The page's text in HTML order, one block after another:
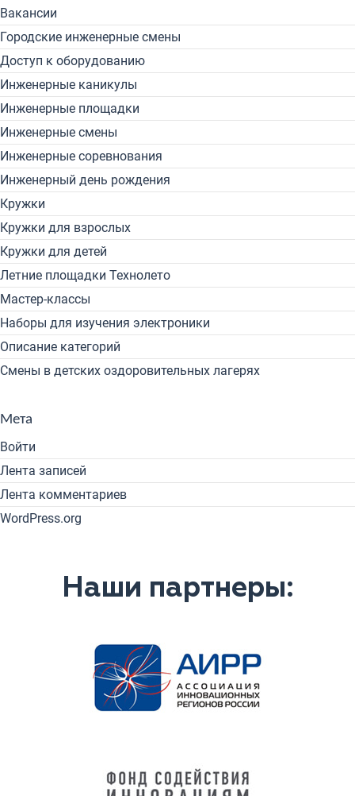
Вакансии
Городские инженерные смены
Доступ к оборудованию
Инженерные каникулы
Инженерные площадки
Инженерные смены
Инженерные соревнования
Инженерный день рождения
Кружки
Кружки для взрослых
Кружки для детей
Летние площадки Технолето
Мастер-классы
Наборы для изучения электроники
Описание категорий
Смены в детских оздоровительных лагерях
Мета
Войти
Лента записей
Лента комментариев
WordPress.org
Наши партнеры: